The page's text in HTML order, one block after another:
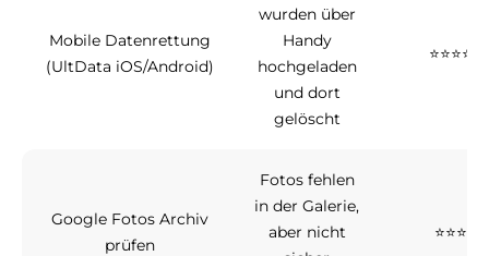
Mobile Datenrettung
(UltData iOS/Android)
wurden über
Handy
hochgeladen
und dort
gelöscht
⭐⭐⭐⭐
Google Fotos Archiv
prüfen
Fotos fehlen
in der Galerie,
aber nicht
⭐⭐⭐